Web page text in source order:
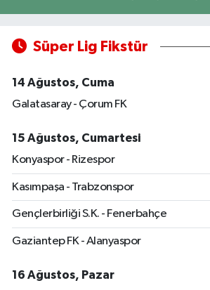
Süper Lig Fikstür
14 Ağustos, Cuma
Galatasaray - Çorum FK
15 Ağustos, Cumartesi
Konyaspor - Rizespor
Kasımpaşa - Trabzonspor
Gençlerbirliği S.K. - Fenerbahçe
Gaziantep FK - Alanyaspor
16 Ağustos, Pazar